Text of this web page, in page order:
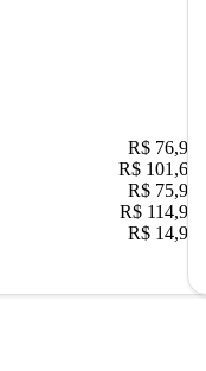
R$ 76,90
R$ 101,67
R$ 75,90
R$ 114,90
R$ 14,90